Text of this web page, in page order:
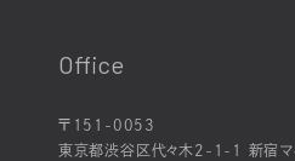
Office
〒151-0053
東京都渋谷区代々木2-1-1 新宿マ